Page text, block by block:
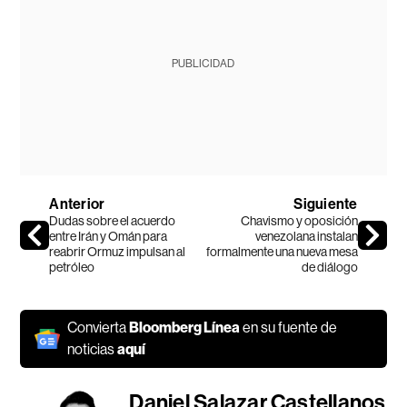
PUBLICIDAD
Anterior
Dudas sobre el acuerdo
entre Irán y Omán para
reabrir Ormuz impulsan al
petróleo
Siguiente
Chavismo y oposición
venezolana instalan
formalmente una nueva mesa
de diálogo
ConviertaBloomberg Líneaen su fuente de
noticiasaquí